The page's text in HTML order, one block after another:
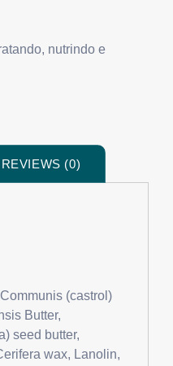
nutrindo e
REVIEWS (0)
(castrol)
Butter,
seed butter,
wax, Lanolin,